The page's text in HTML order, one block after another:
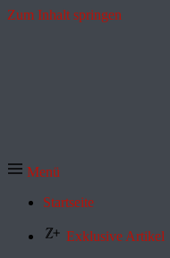
Zum Inhalt springen
Menü
Startseite
Exklusive Artikel